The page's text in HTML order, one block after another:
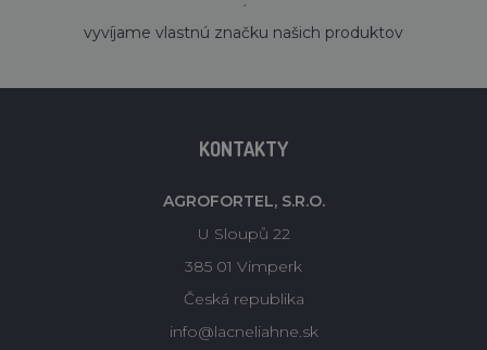
´
vyvíjame vlastnú značku našich produktov
KONTAKTY
AGROFORTEL, S.R.O.
U Sloupů 22
385 01 Vimperk
Česká republika
info@lacneliahne.sk